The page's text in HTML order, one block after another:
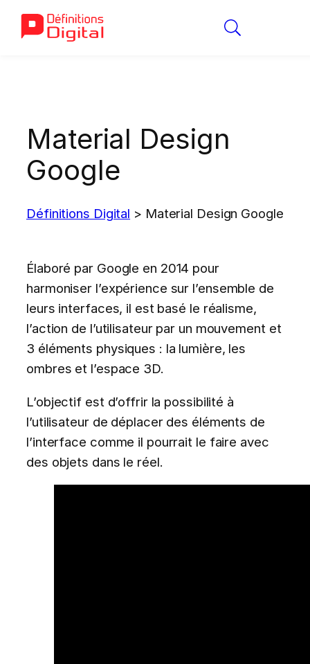
Material Design
Google
Définitions Digital > Material Design Google
Élaboré par Google en 2014 pour
harmoniser l’expérience sur l’ensemble de
leurs interfaces, il est basé le réalisme,
l’action de l’utilisateur par un mouvement et
3 éléments physiques : la lumière, les
ombres et l’espace 3D.
L’objectif est d’offrir la possibilité à
l’utilisateur de déplacer des éléments de
l’interface comme il pourrait le faire avec
des objets dans le réel.